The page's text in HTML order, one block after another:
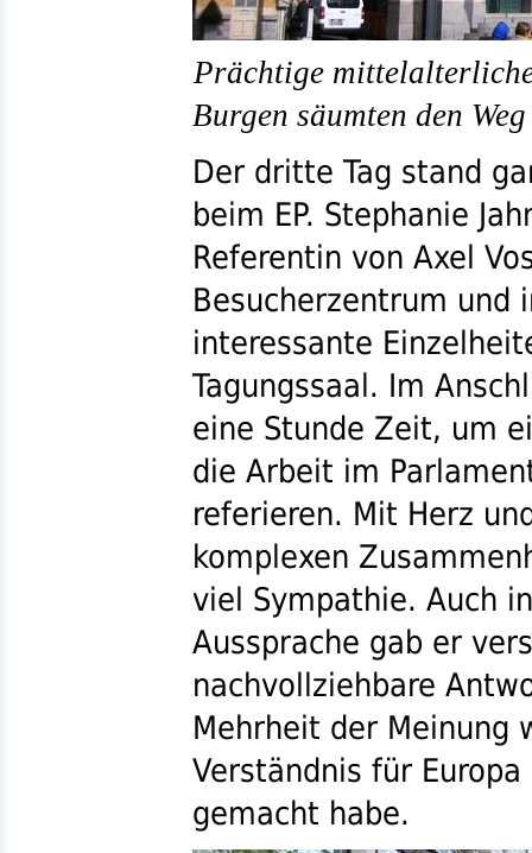
Prächtige
Burgen säumten den
Der dritte Tag stand
beim EP. Stephanie
Referentin von Axel
Besucherzentrum und
interessante
Tagungssaal. Im
eine Stunde Zeit, um
die Arbeit im
referieren. Mit Herz
komplexen
viel Sympathie. Auch
Aussprache gab er
nachvollziehbare
Mehrheit der Meinung
Verständnis für
gemacht habe.